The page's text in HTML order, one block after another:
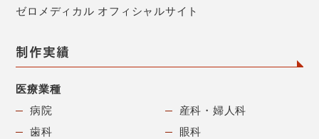
ゼロメディカル オフィシャルサイト
制作実績
医療業種
病院
歯科
産科・婦人科
眼科